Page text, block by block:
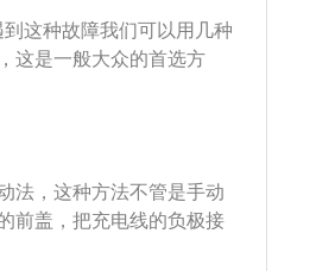
压稳定，价格便宜，缺点
常维护频繁。
这种故障我们可以用几种
这是一般大众的首选方
：救援车的正极→故障车
是：一个人坐在驾驶座
他人推动汽车，当车速达
由汽车拖动发动机旋转，
易尝试；3、现在有一款
际上与从其他车辆上借电
法，这种方法不管是手动
前盖，把充电线的负极接
电线的正极接到你的车的